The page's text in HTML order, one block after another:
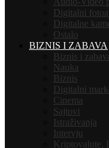
Digitalni
Digitalne
Ostalo
BIZNIS I ZABAVA
Biznis i
Nauka
Biznis
Digitalni
Cinema
Sajtovi
Istraživanja
Intervju
Kriptovalute,